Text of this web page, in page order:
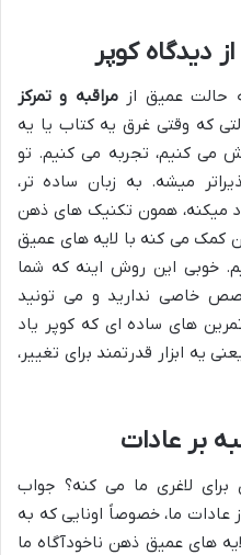
دیدگاه کوپر
حالت عمیق ازمراقبه و تمرکز
که وقتی غرق یه کتاب یا یه
می کنیم، تجربه می کنیم. تو
میشه. به زبان ساده تر،
میکنه، همون تکنیک های ذهن
کمک می کنه با لایه های عمیق
خوبی این روش اینه که شما
خاصی ندارید و می تونید
های ساده ای که کوپر یاد
یه ابزار قدرتمند برای تغییر،
بر عادات
برای لاغری ما می کنه؟ جواب
عادات ما، خصوصاً اونایی که به
های عمیق ذهن ناخودآگاه ما